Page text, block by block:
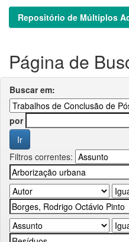
Repositório de Múltiplos
Página de
Buscar em:
por
Filtros correntes: